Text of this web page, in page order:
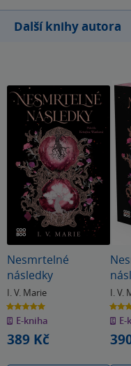
Další knihy autora
Nesmrtelné
následky
I. V. Marie
5.0
z
5
hvězdiček
E-kniha
389 Kč
I. V.
5.0
z
5 E-